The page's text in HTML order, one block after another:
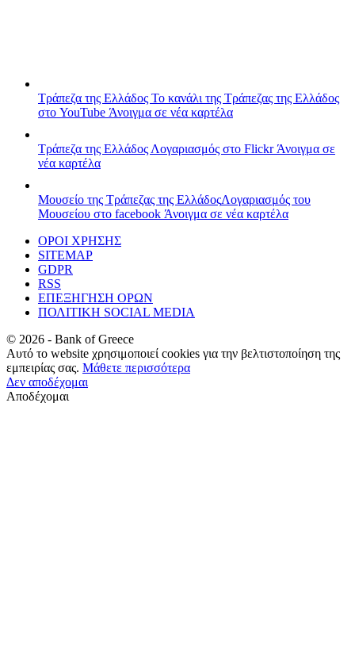
Τράπεζα της Ελλάδος Το κανάλι της Τράπεζας της Ελλάδος
στο YouTube Άνοιγμα σε νέα καρτέλα
Τράπεζα της Ελλάδος Λογαριασμός στο FlickrΆνοιγμα σε
νέα καρτέλα
Μουσείο της Τράπεζας της ΕλλάδοςΛογαριασμός του
Μουσείου στο facebook Άνοιγμα σε νέα καρτέλα
ΟΡΟΙ ΧΡΗΣΗΣ
SITEMAP
GDPR
RSS
ΕΠΕΞΗΓΗΣΗ ΟΡΩΝ
ΠΟΛΙΤΙΚΗ SOCIAL MEDIA
© 2026 - Bank of Greece
Αυτό το website χρησιμοποιεί cookies για την βελτιστοποίηση της
εμπειρίας σας. Μάθετε περισσότερα
Δεν αποδέχομαι
Αποδέχομαι